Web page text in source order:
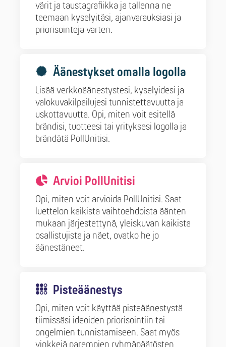
värit ja taustagrafiikka ja tallenna ne
teemaan kyselyitäsi, ajanvarauksiasi ja
priorisointeja varten.
Äänestykset omalla logolla
Lisää verkkoäänestystesi, kyselyidesi ja
valokuvakilpailujesi tunnistettavuutta ja
uskottavuutta. Opi, miten voit esitellä
brändisi, tuotteesi tai yrityksesi logolla ja
brändätä PollUnitisi.
Arvioi PollUnitisi
Opi, miten voit arvioida PollUnitisi. Saat
luettelon kaikista vaihtoehdoista äänten
mukaan järjestettynä, yleiskuvan kaikista
osallistujista ja näet, ovatko he jo
äänestäneet.
Pisteäänestys
Opi, miten voit käyttää pisteäänestystä
tiimissäsi ideoiden priorisointiin tai
ongelmien tunnistamiseen. Saat myös
vinkkejä parempien ryhmäpäätösten